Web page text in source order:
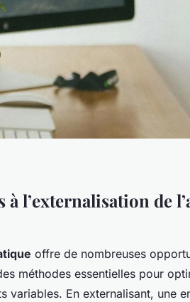
l’externalisation de
offre de nombreuses
méthodes essentielles pour
variables. En externalisant, une